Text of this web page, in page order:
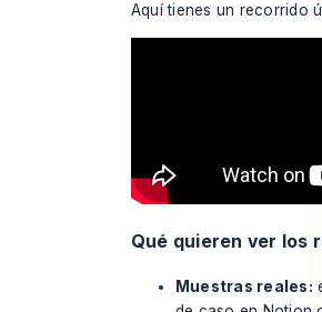
Aquí tienes un recorrido
Qué quieren ver los
Muestras reales: